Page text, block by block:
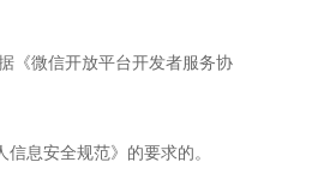
《微信开放平台开发者服务协
息安全规范》的要求的。